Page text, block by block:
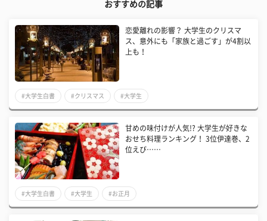
おすすめの記事
恋愛離れの影響？ 大学生のクリスマ
ス、意外にも「家族と過ごす」が4割以
上も！
#大学生白書 #クリスマス #大学生
甘めの味付けが人気!? 大学生が好きな
おせち料理ランキング！ 3位伊達巻、2
位えび……
#大学生白書 #大学生 #お正月